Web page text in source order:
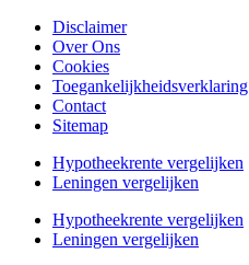
Disclaimer
Over Ons
Cookies
Toegankelijkheidsverklaring
Contact
Sitemap
Hypotheekrente vergelijken
Leningen vergelijken
Hypotheekrente vergelijken
Leningen vergelijken